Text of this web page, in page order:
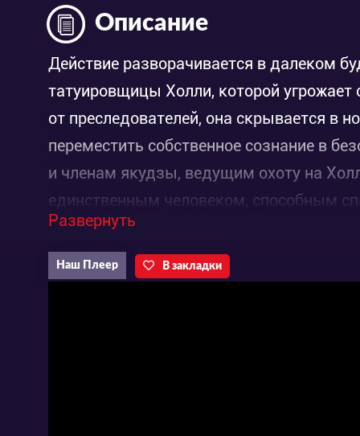
Описание
Действие разворачивается в далеком
татуировщицы Холли, которой угрожает
от преследователей, она скрывается в
переместить собственное сознание в
и членам якудзы, ведущим охоту на
единственным человеком, способным
Такеши Ковач — первоклассный
Развернуть
Наш Плеер В закладки